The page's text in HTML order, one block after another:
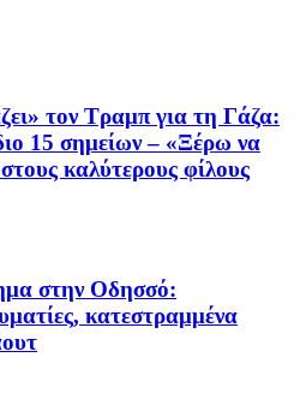
τον Τραμπ για τη Γάζα:
15 σημείων – «Ξέρω να
καλύτερους φίλους
στην Οδησσό:
κατεστραμμένα